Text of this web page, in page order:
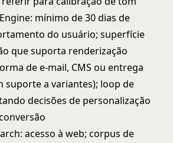
mínimo de 30 dias de
do usuário; superfície
que suporta renderização
de e-mail, CMS ou entrega
suporte a variantes); loop de
decisões de personalização
acesso à web; corpus de